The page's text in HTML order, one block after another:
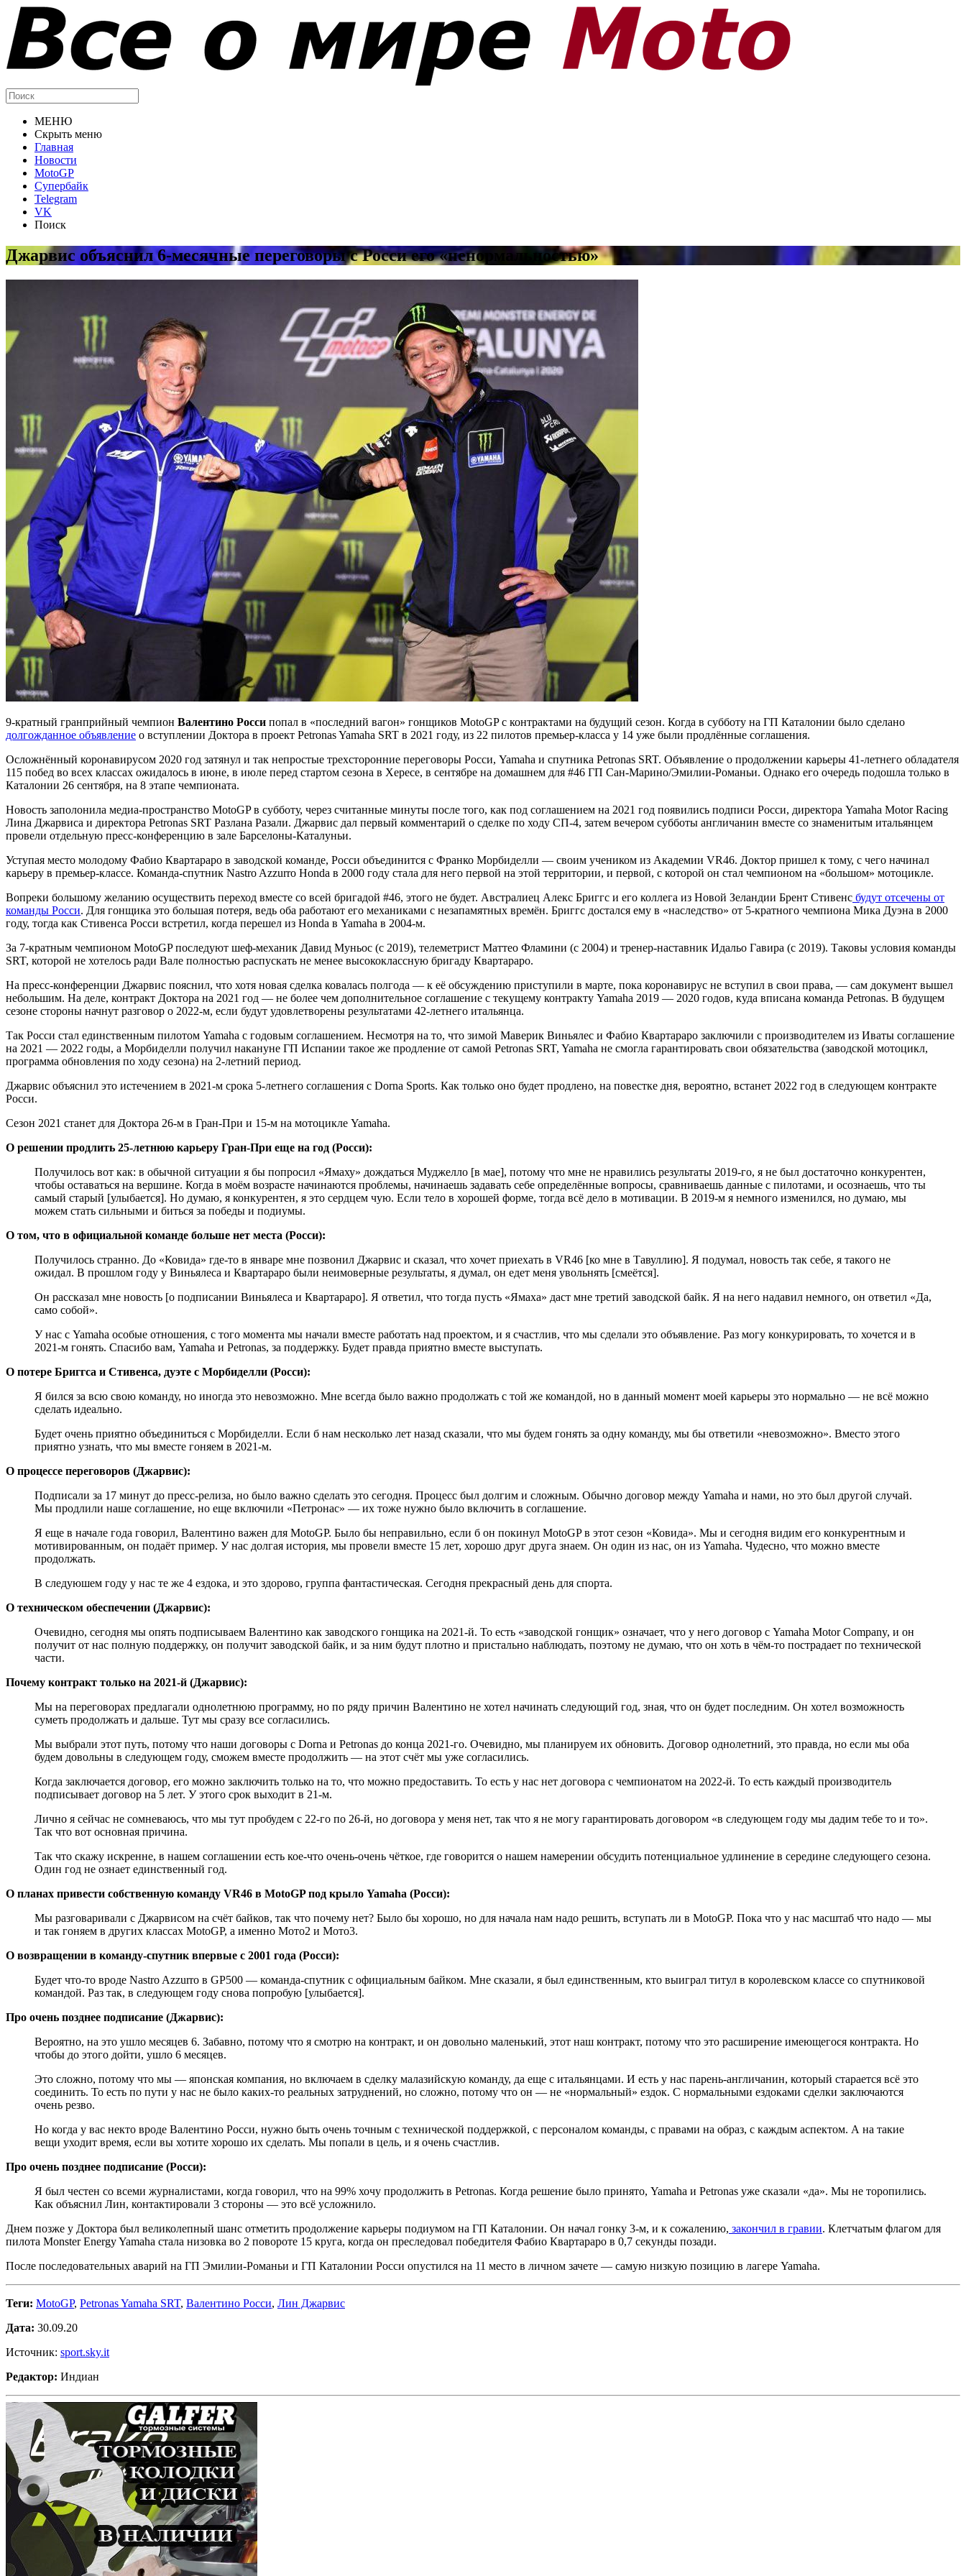
МЕНЮ
Скрыть меню
Главная
Новости
MotoGP
Супербайк
Telegram
VK
Поиск
Джарвис объяснил 6-месячные переговоры с Росси его «ненормальностью»
9-кратный гранприйный чемпион Валентино Росси попал в «последний вагон» гонщиков MotoGP с контрактами на будущий сезон. Когда в субботу на ГП Каталонии было сделано
долгожданное объявление о вступлении Доктора в проект Petronas Yamaha SRT в 2021 году, из 22 пилотов премьер-класса у 14 уже были продлённые соглашения.
Осложнённый коронавирусом 2020 год затянул и так непростые трехсторонние переговоры Росси, Yamaha и спутника Petronas SRT. Объявление о продолжении карьеры 41-летнего обладателя
115 побед во всех классах ожидалось в июне, в июле перед стартом сезона в Хересе, в сентябре на домашнем для #46 ГП Сан-Марино/Эмилии-Романьи. Однако его очередь подошла только в
Каталонии 26 сентября, на 8 этапе чемпионата.
Новость заполонила медиа-пространство MotoGP в субботу, через считанные минуты после того, как под соглашением на 2021 год появились подписи Росси, директора Yamaha Motor Racing
Лина Джарвиса и директора Petronas SRT Разлана Разали. Джарвис дал первый комментарий о сделке по ходу СП-4, затем вечером субботы англичанин вместе со знаменитым итальянцем
провели отдельную пресс-конференцию в зале Барселоны-Каталуньи.
Уступая место молодому Фабио Квартараро в заводской команде, Росси объединится с Франко Морбиделли — своим учеником из Академии VR46. Доктор пришел к тому, с чего начинал
карьеру в премьер-классе. Команда-спутник Nastro Azzurro Honda в 2000 году стала для него первой на этой территории, и первой, с которой он стал чемпионом на «большом» мотоцикле.
Вопреки большому желанию осуществить переход вместе со всей бригадой #46, этого не будет. Австралиец Алекс Бриггс и его коллега из Новой Зеландии Брент Стивенс будут отсечены от
команды Росси. Для гонщика это большая потеря, ведь оба работают его механиками с незапамятных времён. Бриггс достался ему в «наследство» от 5-кратного чемпиона Мика Дуэна в 2000
году, тогда как Стивенса Росси встретил, когда перешел из Honda в Yamaha в 2004-м.
За 7-кратным чемпионом MotoGP последуют шеф-механик Давид Муньос (с 2019), телеметрист Маттео Фламини (с 2004) и тренер-наставник Идальо Гавира (с 2019). Таковы условия команды
SRT, которой не хотелось ради Вале полностью распускать не менее высококлассную бригаду Квартараро.
На пресс-конференции Джарвис пояснил, что хотя новая сделка ковалась полгода — к её обсуждению приступили в марте, пока коронавирус не вступил в свои права, — сам документ вышел
небольшим. На деле, контракт Доктора на 2021 год — не более чем дополнительное соглашение с текущему контракту Yamaha 2019 — 2020 годов, куда вписана команда Petronas. В будущем
сезоне стороны начнут разговор о 2022-м, если будут удовлетворены результатами 42-летнего итальянца.
Так Росси стал единственным пилотом Yamaha с годовым соглашением. Несмотря на то, что зимой Маверик Виньялес и Фабио Квартараро заключили с производителем из Иваты соглашение
на 2021 — 2022 годы, а Морбиделли получил накануне ГП Испании такое же продление от самой Petronas SRT, Yamaha не смогла гарантировать свои обязательства (заводской мотоцикл,
программа обновления по ходу сезона) на 2-летний период.
Джарвис объяснил это истечением в 2021-м срока 5-летнего соглашения с Dorna Sports. Как только оно будет продлено, на повестке дня, вероятно, встанет 2022 год в следующем контракте
Росси.
Сезон 2021 станет для Доктора 26-м в Гран-При и 15-м на мотоцикле Yamaha.
О решении продлить 25-летнюю карьеру Гран-При еще на год (Росси):
Получилось вот как: в обычной ситуации я бы попросил «Ямаху» дождаться Муджелло [в мае], потому что мне не нравились результаты 2019-го, я не был достаточно конкурентен,
чтобы оставаться на вершине. Когда в моём возрасте начинаются проблемы, начинаешь задавать себе определённые вопросы, сравниваешь данные с пилотами, и осознаешь, что ты
самый старый [улыбается]. Но думаю, я конкурентен, я это сердцем чую. Если тело в хорошей форме, тогда всё дело в мотивации. В 2019-м я немного изменился, но думаю, мы
можем стать сильными и биться за победы и подиумы.
О том, что в официальной команде больше нет места (Росси):
Получилось странно. До «Ковида» где-то в январе мне позвонил Джарвис и сказал, что хочет приехать в VR46 [ко мне в Тавуллию]. Я подумал, новость так себе, я такого не
ожидал. В прошлом году у Виньялеса и Квартараро были неимоверные результаты, я думал, он едет меня увольнять [смеётся].
Он рассказал мне новость [о подписании Виньялеса и Квартараро]. Я ответил, что тогда пусть «Ямаха» даст мне третий заводской байк. Я на него надавил немного, он ответил «Да,
само собой».
У нас с Yamaha особые отношения, с того момента мы начали вместе работать над проектом, и я счастлив, что мы сделали это объявление. Раз могу конкурировать, то хочется и в
2021-м гонять. Спасибо вам, Yamaha и Petronas, за поддержку. Будет правда приятно вместе выступать.
О потере Бриггса и Стивенса, дуэте с Морбиделли (Росси):
Я бился за всю свою команду, но иногда это невозможно. Мне всегда было важно продолжать с той же командой, но в данный момент моей карьеры это нормально — не всё можно
сделать идеально.
Будет очень приятно объединиться с Морбиделли. Если б нам несколько лет назад сказали, что мы будем гонять за одну команду, мы бы ответили «невозможно». Вместо этого
приятно узнать, что мы вместе гоняем в 2021-м.
О процессе переговоров (Джарвис):
Подписали за 17 минут до пресс-релиза, но было важно сделать это сегодня. Процесс был долгим и сложным. Обычно договор между Yamaha и нами, но это был другой случай.
Мы продлили наше соглашение, но еще включили «Петронас» — их тоже нужно было включить в соглашение.
Я еще в начале года говорил, Валентино важен для MotoGP. Было бы неправильно, если б он покинул MotoGP в этот сезон «Ковида». Мы и сегодня видим его конкурентным и
мотивированным, он подаёт пример. У нас долгая история, мы провели вместе 15 лет, хорошо друг друга знаем. Он один из нас, он из Yamaha. Чудесно, что можно вместе
продолжать.
В следуюшем году у нас те же 4 ездока, и это здорово, группа фантастическая. Сегодня прекрасный день для спорта.
О техническом обеспечении (Джарвис):
Очевидно, сегодня мы опять подписываем Валентино как заводского гонщика на 2021-й. То есть «заводской гонщик» означает, что у него договор с Yamaha Motor Company, и он
получит от нас полную поддержку, он получит заводской байк, и за ним будут плотно и пристально наблюдать, поэтому не думаю, что он хоть в чём-то пострадает по технической
части.
Почему контракт только на 2021-й (Джарвис):
Мы на переговорах предлагали однолетнюю программу, но по ряду причин Валентино не хотел начинать следующий год, зная, что он будет последним. Он хотел возможность
суметь продолжать и дальше. Тут мы сразу все согласились.
Мы выбрали этот путь, потому что наши договоры с Dorna и Petronas до конца 2021-го. Очевидно, мы планируем их обновить. Договор однолетний, это правда, но если мы оба
будем довольны в следующем году, сможем вместе продолжить — на этот счёт мы уже согласились.
Когда заключается договор, его можно заключить только на то, что можно предоставить. То есть у нас нет договора с чемпионатом на 2022-й. То есть каждый производитель
подписывает договор на 5 лет. У этого срок выходит в 21-м.
Лично я сейчас не сомневаюсь, что мы тут пробудем с 22-го по 26-й, но договора у меня нет, так что я не могу гарантировать договором «в следующем году мы дадим тебе то и то».
Так что вот основная причина.
Так что скажу искренне, в нашем соглашении есть кое-что очень-очень чёткое, где говорится о нашем намерении обсудить потенциальное удлинение в середине следующего сезона.
Один год не ознает единственный год.
О планах привести собственную команду VR46 в MotoGP под крыло Yamaha (Росси):
Мы разговаривали с Джарвисом на счёт байков, так что почему нет? Было бы хорошо, но для начала нам надо решить, вступать ли в MotoGP. Пока что у нас масштаб что надо — мы
и так гоняем в других классах MotoGP, а именно Мото2 и Мото3.
О возвращении в команду-спутник впервые с 2001 года (Росси):
Будет что-то вроде Nastro Azzurro в GP500 — команда-спутник с официальным байком. Мне сказали, я был единственным, кто выиграл титул в королевском классе со спутниковой
командой. Раз так, в следующем году снова попробую [улыбается].
Про очень позднее подписание (Джарвис):
Вероятно, на это ушло месяцев 6. Забавно, потому что я смотрю на контракт, и он довольно маленький, этот наш контракт, потому что это расширение имеющегося контракта. Но
чтобы до этого дойти, ушло 6 месяцев.
Это сложно, потому что мы — японская компания, но включаем в сделку малазийскую команду, да еще с итальянцами. И есть у нас парень-англичанин, который старается всё это
соединить. То есть по пути у нас не было каких-то реальных затруднений, но сложно, потому что он — не «нормальный» ездок. С нормальными ездоками сделки заключаются
очень резво.
Но когда у вас некто вроде Валентино Росси, нужно быть очень точным с технической поддержкой, с персоналом команды, с правами на образ, с каждым аспектом. А на такие
вещи уходит время, если вы хотите хорошо их сделать. Мы попали в цель, и я очень счастлив.
Про очень позднее подписание (Росси):
Я был честен со всеми журналистами, когда говорил, что на 99% хочу продолжить в Petronas. Когда решение было принято, Yamaha и Petronas уже сказали «да». Мы не торопились.
Как объяснил Лин, контактировали 3 стороны — это всё усложнило.
Днем позже у Доктора был великолепный шанс отметить продолжение карьеры подиумом на ГП Каталонии. Он начал гонку 3-м, и к сожалению, закончил в гравии. Клетчатым флагом для
пилота Monster Energy Yamaha стала низовка во 2 повороте 15 круга, когда он преследовал победителя Фабио Квартараро в 0,7 секунды позади.
После последовательных аварий на ГП Эмилии-Романьи и ГП Каталонии Росси опустился на 11 место в личном зачете — самую низкую позицию в лагере Yamaha.
Теги: MotoGP, Petronas Yamaha SRT, Валентино Росси, Лин Джарвис
Дата: 30.09.20
Источник: sport.sky.it
Редактор: Индиан